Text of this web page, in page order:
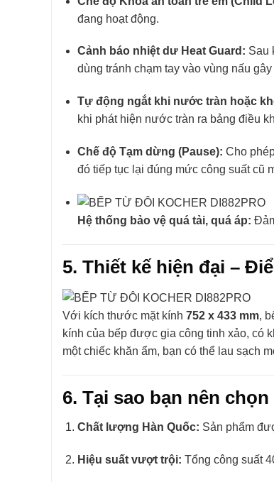
đang hoạt động.
Cảnh báo nhiệt dư Heat Guard: Sau
dùng tránh chạm tay vào vùng nấu gây
Tự động ngắt khi nước tràn hoặc
khi phát hiện nước tràn ra bảng điều
Chế độ Tạm dừng (Pause): Cho
đó tiếp tục lại đúng mức công suất cũ
Hệ thống bảo vệ quá tải, quá áp:
5. Thiết kế hiện đại –
Với kích thước mặt kính 752 x 433 mm,
kính của bếp được gia công tinh xảo, có
một chiếc khăn ẩm, bạn có thể lau sạch
6. Tại sao bạn nên
Chất lượng Hàn Quốc: Sản phẩm
Hiệu suất vượt trội: Tổng công suất